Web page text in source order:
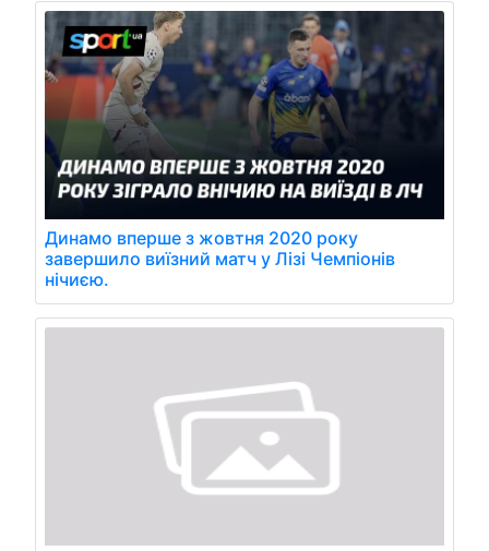
Динамо вперше з жовтня 2020 року
завершило виїзний матч у Лізі Чемпіонів
нічиєю.